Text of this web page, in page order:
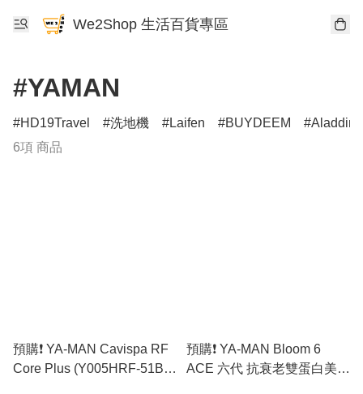
We2Shop 生活百貨專區
#YAMAN
HD19Travel 洗地機 Laifen BUYDEEM
Aladdin
6項 商品
預購❗️ YA-MAN Cavispa RF
Core Plus (Y005HRF-51B-
預購❗️ YA-MAN Bloom 6
ACE 六代 抗衰老雙蛋白美顏